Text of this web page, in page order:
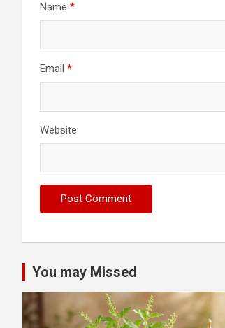
Name *
Email *
Website
You may Missed